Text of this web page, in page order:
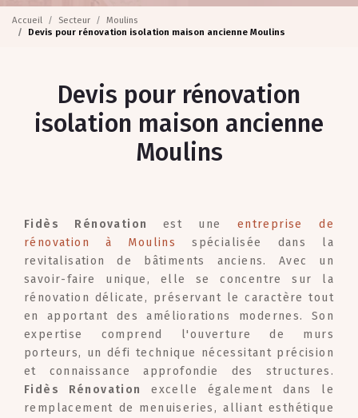
Accueil Secteur
Moulins
Devis pour rénovation isolation maison ancienne Moulins
Devis pour rénovation
isolation maison ancienne
Moulins
Fidès Rénovation est une
entreprise de
rénovation à Moulins
spécialisée dans la
revitalisation de bâtiments anciens. Avec un
savoir-faire unique, elle se concentre sur la
rénovation délicate, préservant le caractère tout
en apportant des améliorations modernes. Son
expertise comprend l'ouverture de murs
porteurs, un défi technique nécessitant précision
et connaissance approfondie des structures.
Fidès Rénovation
excelle également dans le
remplacement de menuiseries, alliant esthétique